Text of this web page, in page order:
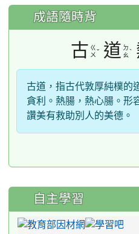
成語隨時背
古 ㄍ
ㄨˇ 道 ㄉ
ㄠ ˋ
古道，指古代敦厚純樸的
貪利。熱腸，熱心腸。形
讚美有救助別人的美德。
自主學習